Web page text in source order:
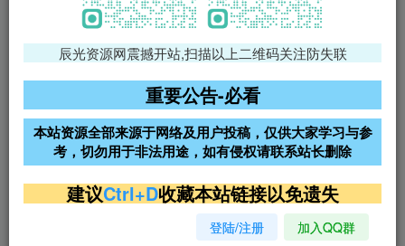
免费领支付宝红包
腾讯轻量4核4G3M服务器38元/
阿里云2核2G200M服务器68元/
年
雨云高防免备案服务器
超低价文字广告位招租 超低价文字广告位招租
超低价文字广告位招租
辰光资源网震撼开站,扫描以上二维码关注防失联
重要公告-必看
本站资源全部来源于网络及用户投稿，仅供大家学习与参
考，切勿用于非法用途，如有侵权请联系站长删除
建议Ctrl+D收藏本站链接以免遗失
登陆/注册 加入QQ群